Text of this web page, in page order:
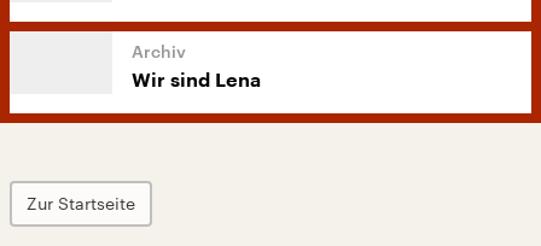
Wir sind Lena
Zur Startseite